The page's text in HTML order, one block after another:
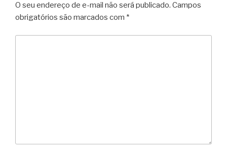
O seu endereço de e-mail não será publicado. Campos
obrigatórios são marcados com *